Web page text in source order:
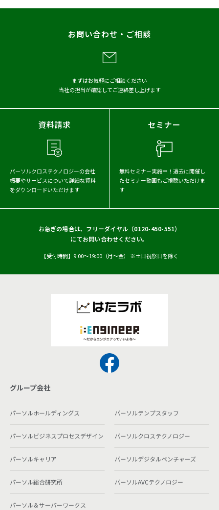
モデルベース開発（MBD）
自動運転・ADAS開発
実験・認証サービス
車両認証ソリューション
高品質ハーネス試作
お問い合わせ・ご相談
まずはお気軽にご相談ください
当社の担当が確認してご連絡差し上げます
資料請求
パーソルクロステクノロジーの会社
概要やサービスについて詳細な資料
をダウンロードいただけます
セミナー
無料セミナー実施中！ 過去に開催し
たセミナー動画もご視聴いただけま
す
お急ぎの場合は、フリーダイヤル（0120-450-551）
にてお問い合わせください。
【受付時間】9:00〜19:00（月〜金） ※土日祝祭日を除く
グループ会社
パーソルホールディングス パーソルテンプスタッフ
パーソルビジネスプロセスデザイン パーソルクロステクノロジー
パーソルキャリア パーソルデジタルベンチャーズ
パーソル総合研究所 パーソルAVCテクノロジー
パーソル＆サーバーワークス